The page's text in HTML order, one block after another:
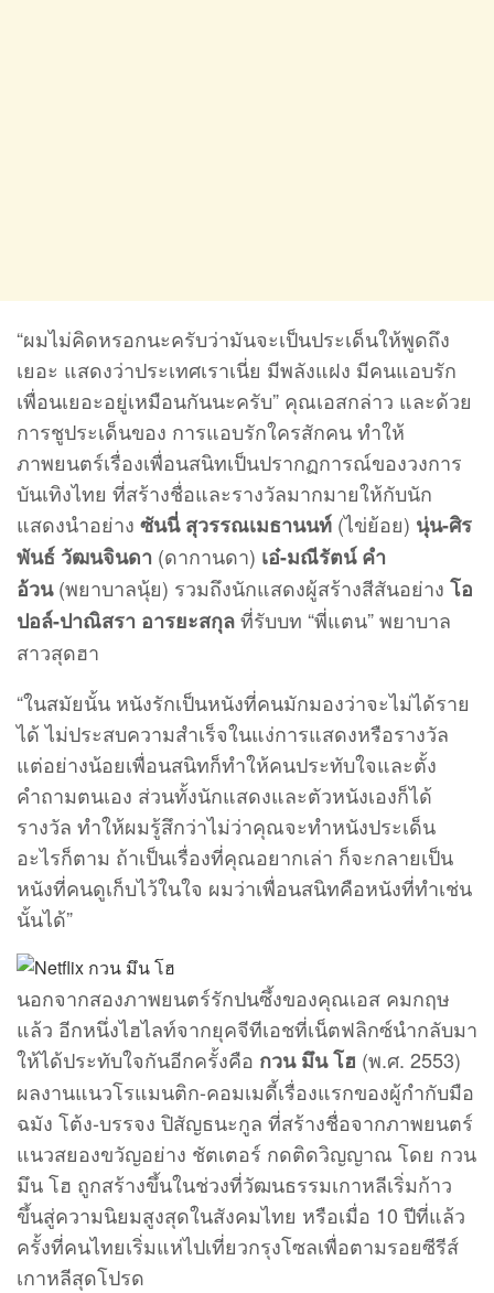
“ผมไม่คิดหรอกนะครับว่ามันจะเป็นประเด็นให้พูดถึง
เยอะ แสดงว่าประเทศเราเนี่ย มีพลังแฝง มีคนแอบรัก
เพื่อนเยอะอยู่เหมือนกันนะครับ” คุณเอสกล่าว และด้วย
การชูประเด็นของ การแอบรักใครสักคน ทำให้
ภาพยนตร์เรื่องเพื่อนสนิทเป็นปรากฏการณ์ของวงการ
บันเทิงไทย ที่สร้างชื่อและรางวัลมากมายให้กับนัก
แสดงนำอย่าง ซันนี่ สุวรรณเมธานนท์ (ไข่ย้อย) นุ่น-ศิร
พันธ์ วัฒนจินดา (ดากานดา) เอ๋-มณีรัตน์ คำ
อ้วน(พยาบาลนุ้ย) รวมถึงนักแสดงผู้สร้างสีสันอย่าง โอ
ปอล์-ปาณิสรา อารยะสกุลที่รับบท “พี่แตน” พยาบาล
สาวสุดฮา
“ในสมัยนั้น หนังรักเป็นหนังที่คนมักมองว่าจะไม่ได้ราย
ได้ ไม่ประสบความสำเร็จในแง่การแสดงหรือรางวัล
แต่อย่างน้อยเพื่อนสนิทก็ทำให้คนประทับใจและตั้ง
คำถามตนเอง ส่วนทั้งนักแสดงและตัวหนังเองก็ได้
รางวัล ทำให้ผมรู้สึกว่าไม่ว่าคุณจะทำหนังประเด็น
อะไรก็ตาม ถ้าเป็นเรื่องที่คุณอยากเล่า ก็จะกลายเป็น
หนังที่คนดูเก็บไว้ในใจ ผมว่าเพื่อนสนิทคือหนังที่ทำเช่น
นั้นได้”
นอกจากสองภาพยนตร์รักปนซึ้งของคุณเอส คมกฤษ
แล้ว อีกหนึ่งไฮไลท์จากยุคจีทีเอชที่เน็ตฟลิกซ์นำกลับมา
ให้ได้ประทับใจกันอีกครั้งคือ กวน มึน โฮ (พ.ศ. 2553)
ผลงานแนวโรแมนติก-คอมเมดี้เรื่องแรกของผู้กำกับมือ
ฉมัง โต้ง-บรรจง ปิสัญธนะกูล ที่สร้างชื่อจากภาพยนตร์
แนวสยองขวัญอย่าง ชัตเตอร์ กดติดวิญญาณ โดย กวน
มึน โฮ ถูกสร้างขึ้นในช่วงที่วัฒนธรรมเกาหลีเริ่มก้าว
ขึ้นสู่ความนิยมสูงสุดในสังคมไทย หรือเมื่อ 10 ปีที่แล้ว
ครั้งที่คนไทยเริ่มแห่ไปเที่ยวกรุงโซลเพื่อตามรอยซีรีส์
เกาหลีสุดโปรด